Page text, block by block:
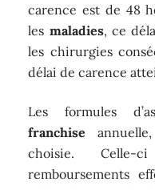
carence est de 48
les maladies, ce
les chirurgies
délai de carence
Les formules
franchise
choisie.
remboursements